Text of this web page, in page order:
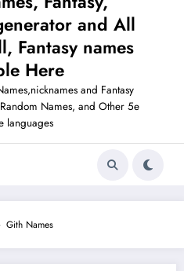
and All
Fantasy names
Here
and Fantasy
Names, and Other 5e
languages
Gith Names